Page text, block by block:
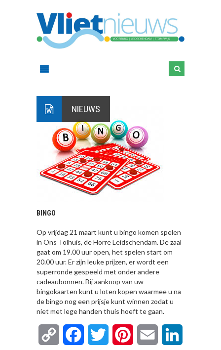
NIEUWS
BINGO
Op vrijdag 21 maart kunt u bingo komen spelen
in Ons Tolhuis, de Horre Leidschendam. De zaal
gaat om 19.00 uur open, het spelen start om
20.00 uur. Er zijn leuke prijzen, er wordt een
superronde gespeeld met onder andere
cadeaubonnen. Bij aankoop van uw
bingokaarten kunt u loten kopen waarmee u na
de bingo nog een prijsje kunt winnen zodat u
niet met lege handen thuis hoeft te gaan.
Copy FacebookTwitter Pinterest Email